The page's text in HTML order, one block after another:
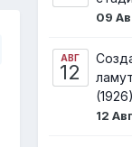
09
АВГ
12
(1926)
12